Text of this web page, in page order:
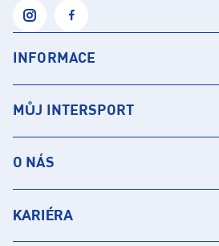
INFORMACE
MŮJ INTERSPORT
O NÁS
KARIÉRA